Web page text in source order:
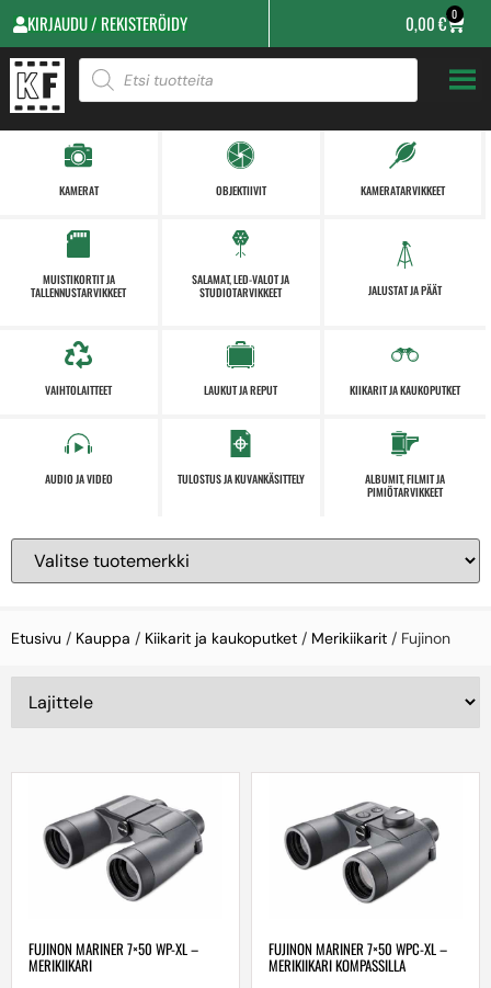
KIRJAUDU / REKISTERÖIDY 0,00€ 0
KAMERAT OBJEKTIIVIT KAMERATARVIKKEET
MUISTIKORTIT JA
TALLENNUSTARVIKKEET
SALAMAT, LED-VALOT JA
STUDIOTARVIKKEET
JALUSTAT JA PÄÄT
VAIHTOLAITTEET LAUKUT JA REPUT KIIKARIT JA KAUKOPUTKET
AUDIO JA VIDEO TULOSTUS JA KUVANKÄSITTELY
ALBUMIT, FILMIT JA
PIMIÖTARVIKKEET
Etusivu / Kauppa / Kiikarit ja kaukoputket / Merikiikarit / Fujinon
FUJINON MARINER 7×50 WP-XL –
MERIKIIKARI
FUJINON MARINER 7×50 WPC-XL –
MERIKIIKARI KOMPASSILLA